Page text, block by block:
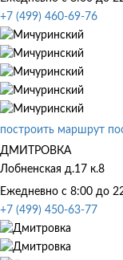
+7 (499) 460-69-76
построить маршрут
ДМИТРОВКА
Лобненская д.17 к.8
Ежедневно с 8:00 до
+7 (499) 450-63-77